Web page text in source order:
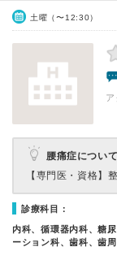
土曜（〜12:30）
腰痛症について
【専門医・資格】
診療科目：
内科、循環器内科、糖
ーション科、歯科、歯